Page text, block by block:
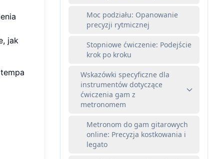
jak
Moc podziału: Opanowanie
precyzji rytmicznej
Stopniowe ćwiczenie: Podejście
krok po kroku
Wskazówki specyficzne dla
instrumentów dotyczące
ćwiczenia gam z
metronomem
Metronom do gam gitarowych
online: Precyzja kostkowania i
legato